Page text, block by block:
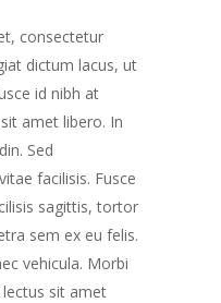
consectetur
dictum lacus, ut
id nibh at
amet libero. In
Sed
facilisis. Fusce
sagittis, tortor
sem ex eu felis.
vehicula. Morbi
sit amet